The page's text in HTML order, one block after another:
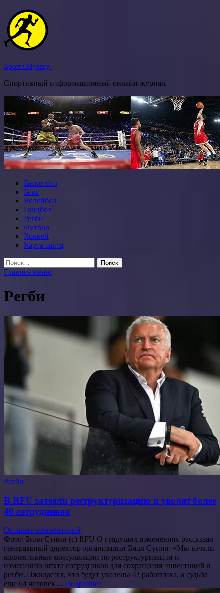
Перейти
содержимому
Sport Odyssey.
Спортивный информационный онлайн-журнал.
Баскетбол
Бокс
Волейбол
Гандбол
Регби
Футбол
Хоккей
Карта сайта
Найти:
Главное меню
Регби
Регби
В RFU затеяли реструктуризацию и уволят более
40 сотрудников
Оставьте комментарий
Фото: Билл Суини (с) RFU О грядущих изменениях рассказал
генеральный директор организации Билл Суини: «Мы начали
коллективные консультации по реструктуризации и
изменению штата сотрудников для сохранения инвестиций в
регби. Ожидается, что будут уволены 42 работника, а судьба
еще 64 человек… Подробнее